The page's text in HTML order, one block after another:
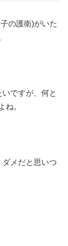
の護衛)がいた
ですが、何と
ね。
メだと思いつ